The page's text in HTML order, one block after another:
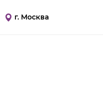
г. Москва